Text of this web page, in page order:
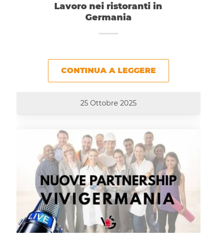
Lavoro nei ristoranti in
Germania
CONTINUA A LEGGERE
25 Ottobre 2025